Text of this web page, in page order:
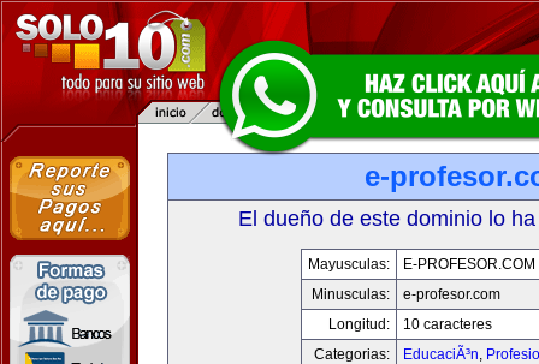
e-
El dueño de este dominio lo
Mayusculas:
E-PROFESOR.COM
Minusculas:
e-profesor.com
Longitud:
10 caracteres
Categorias:
EducaciÃ³n,